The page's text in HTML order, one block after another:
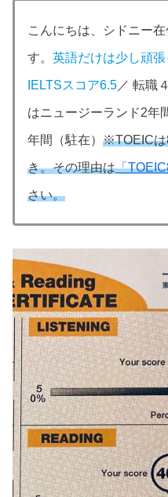
こんにちは、シドニー
す。 英語だけは少し頑張
IELTSスコア6.5 ／ 転職
はニュージーランド2年
年間（駐在） ※TOEICは
き。その理由は「
さい。